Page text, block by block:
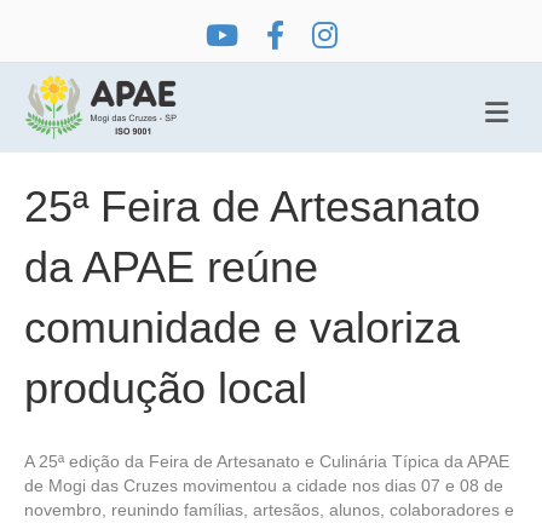
25ª Feira de Artesanato
da APAE reúne
comunidade e valoriza
produção local
A 25ª edição da Feira de Artesanato e Culinária Típica da APAE
de Mogi das Cruzes movimentou a cidade nos dias 07 e 08 de
novembro, reunindo famílias, artesãos, alunos, colaboradores e